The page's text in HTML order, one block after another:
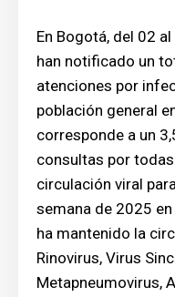
En Bogotá, del 02
han notificado un
atenciones por
población general
corresponde a un
consultas por
circulación viral
semana de 2025
ha mantenido la
Rinovirus, Virus
Metapneumovirus,